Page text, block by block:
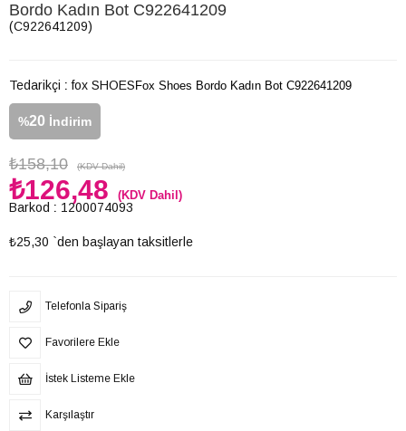
Bordo Kadın Bot C922641209
(C922641209)
Tedarikçi : fox SHOES
%20 İndirim
₺158,10 (KDV Dahil)
₺126,48 (KDV Dahil)
Barkod : 1200074093
₺25,30 `den başlayan taksitlerle
Fox Shoes Bordo Kadın Bot C922641209
Telefonla Sipariş
Favorilere Ekle
İstek Listeme Ekle
Karşılaştır